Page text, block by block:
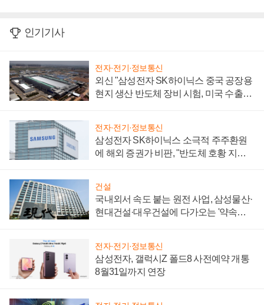
인기기사
전자·전기·정보통신
외신 "삼성전자 SK하이닉스 중국 공장용
현지 생산 반도체 장비 시험, 미국 수출통
전자·전기·정보통신
삼성전자 SK하이닉스 소극적 주주환원
에 해외 증권가 비판, "반도체 호황 지속
건설
국내외서 속도 붙는 원전 사업, 삼성물산·
현대건설·대우건설에 다가오는 '약속의
전자·전기·정보통신
삼성전자, 갤럭시Z 폴드8 사전예약 개통
8월31일까지 연장